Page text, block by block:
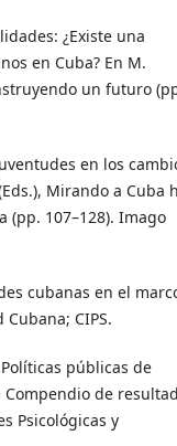
¿Existe una
en Cuba? En M.
un futuro
en los
Mirando a Cuba
(pp. 107–128). Imago
cubanas en el
CIPS.
públicas de
de
Psicológicas y